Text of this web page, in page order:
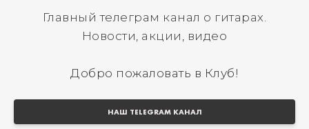
Главный телеграм канал о гитарах.
Новости, акции, видео
Добро пожаловать в Клуб!
НАШ TELEGRAM КАНАЛ